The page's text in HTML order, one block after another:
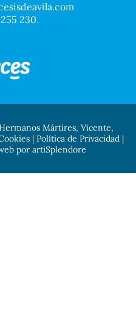
230.
Mártires, Vicente,
| Política de Privacidad|
por artiSplendore